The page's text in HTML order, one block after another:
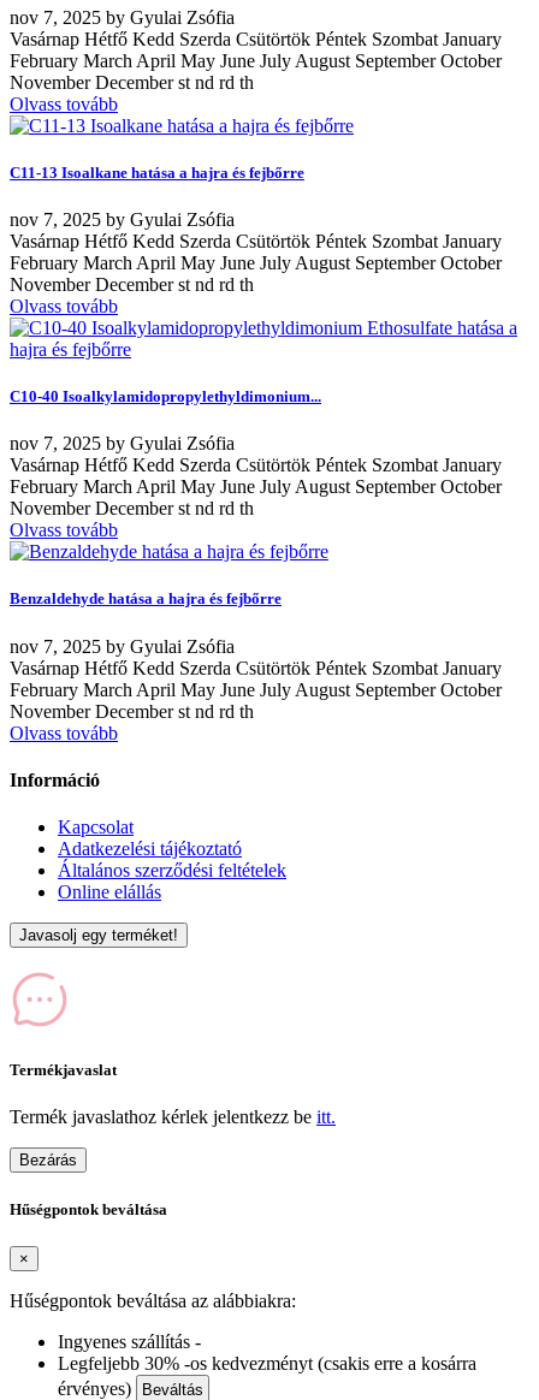
nov 7, 2025 by Gyulai Zsófia
Vasárnap Hétfő Kedd Szerda Csütörtök Péntek Szombat January
February March April May June July August September October
November December st nd rd th
Olvass tovább
C11-13 Isoalkane hatása a hajra és fejbőrre
nov 7, 2025 by Gyulai Zsófia
Vasárnap Hétfő Kedd Szerda Csütörtök Péntek Szombat January
February March April May June July August September October
November December st nd rd th
Olvass tovább
C10-40 Isoalkylamidopropylethyldimonium...
nov 7, 2025 by Gyulai Zsófia
Vasárnap Hétfő Kedd Szerda Csütörtök Péntek Szombat January
February March April May June July August September October
November December st nd rd th
Olvass tovább
Benzaldehyde hatása a hajra és fejbőrre
nov 7, 2025 by Gyulai Zsófia
Vasárnap Hétfő Kedd Szerda Csütörtök Péntek Szombat January
February March April May June July August September October
November December st nd rd th
Olvass tovább
Információ
Kapcsolat
Adatkezelési tájékoztató
Általános szerződési feltételek
Online elállás
Javasolj egy terméket!
Termékjavaslat
Termék javaslathoz kérlek jelentkezz be itt.
Bezárás
Hűségpontok beváltása
×
Hűségpontok beváltása az alábbiakra:
Ingyenes szállítás -
Legfeljebb 30% -os kedvezményt (csakis erre a kosárra
érvényes)
Beváltás